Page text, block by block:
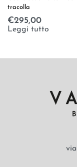
tracolla
€295,00
Leggi tutto